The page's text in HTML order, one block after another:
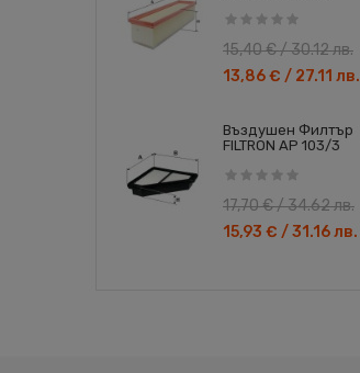
13,86 € / 27.11 лв.
15,40 € / 30.12 лв.
Въздушен Филтър
FILTRON AP 103/3
15,93 € / 31.16 лв.
17,70 € / 34.62 лв.
ЛЯТНА ТЕЧНОСТ ЗА ЧИСТАЧКИ
BARDAHL - 5 ЛИТРА..